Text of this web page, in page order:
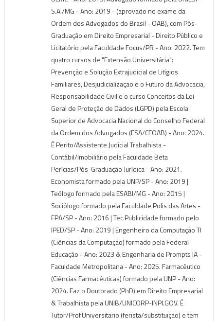
S.A./MG - Ano: 2019 - (aprovado no exame da
Ordem dos Advogados do Brasil - OAB), com Pós-
Graduação em Direito Empresarial - Direito Público e
Licitatório pela Faculdade Focus/PR - Ano: 2022. Tem
quatro cursos de "Extensão Universitária":
Prevenção e Solução Extrajudicial de Litígios
Familiares, Desjudicialização e o Futuro da Advocacia,
Responsabilidade Civil e o curso Conceitos da Lei
Geral de Proteção de Dados (LGPD) pela Escola
Superior de Advocacia Nacional do Conselho Federal
da Ordem dos Advogados (ESA/CFOAB) - Ano: 2024.
É Perito/Assistente Judicial Trabalhista -
Contábil/Imobiliário pela Faculdade Beta
Perícias/Pós-Graduação Jurídica - Ano: 2021.
Economista formado pela UNP/SP - Ano: 2019 |
Teólogo formado pela ESABI/MG - Ano: 2015 |
Sociólogo formado pela Faculdade Polis das Artes -
FPA/SP - Ano: 2016 | Tec.Publicidade formado pelo
IPED/SP - Ano: 2019 | Engenheiro da Computação TI
(Ciências da Computação) formado pela Federal
Educação - Ano: 2023 & Engenharia de Prompts IA -
Faculdade Metropolitana - Ano: 2025. Farmacêutico
(Ciências Farmacêuticas) formado pela UNP - Ano:
2024. Faz o Doutorado (PhD) em Direito Empresarial
& Trabalhista pela UNIB/UNICORP-INPI.GOV. É
Tutor/Prof.Universitario (ferista/substituição) e tem